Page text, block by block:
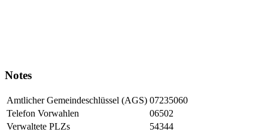
Notes
Amtlicher Gemeindeschlüssel (AGS) 07235060
Telefon Vorwahlen
06502
Verwaltete PLZs
54344